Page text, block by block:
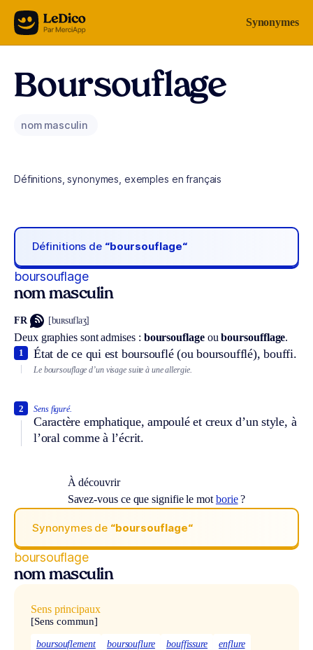
Aller au contenu Synonymes
Boursouflage
nom masculin
Définitions, synonymes, exemples en français
Définitions de “boursouflage“
boursouflage
nom masculin
FR [buʀsuflaʒ]
Deux graphies sont admises : boursouflageouboursoufflage.
État de ce qui est boursouflé (ou boursoufflé), bouffi.
1
Le boursouflage d’un visage suite à une allergie.
Sens figuré.
Caractère emphatique, ampoulé et creux d’un style, à
l’oral comme à l’écrit.
2
À découvrir
Savez-vous ce que signifie le mot borie?
Synonymes de “boursouflage“
boursouflage
nom masculin
Sens principaux
[Sens commun]
boursouflement boursouflure bouffissure
enflure